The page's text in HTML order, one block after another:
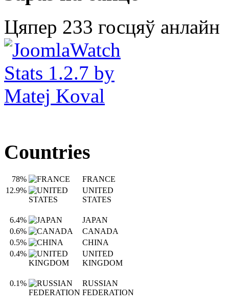
Цяпер 233 госцяў анлайн
Countries
78%
FRANCE
12.9%
UNITED
STATES
6.4%
JAPAN
0.6%
CANADA
0.5%
CHINA
0.4%
UNITED
KINGDOM
0.1%
RUSSIAN
FEDERATION